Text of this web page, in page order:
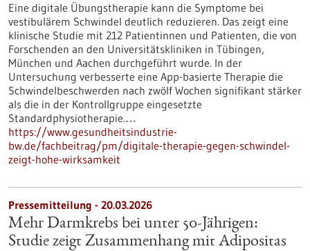
Eine digitale Übungstherapie kann die Symptome bei
vestibulärem Schwindel deutlich reduzieren. Das zeigt eine
klinische Studie mit 212 Patientinnen und Patienten, die von
Forschenden an den Universitätskliniken in Tübingen,
München und Aachen durchgeführt wurde. In der
Untersuchung verbesserte eine App-basierte Therapie die
Schwindelbeschwerden nach zwölf Wochen signifikant stärker
als die in der Kontrollgruppe eingesetzte
Standardphysiotherapie.…
https://www.gesundheitsindustrie-
bw.de/fachbeitrag/pm/digitale-therapie-gegen-schwindel-
zeigt-hohe-wirksamkeit
Pressemitteilung - 20.03.2026
Mehr Darmkrebs bei unter 50-Jährigen:
Studie zeigt Zusammenhang mit Adipositas